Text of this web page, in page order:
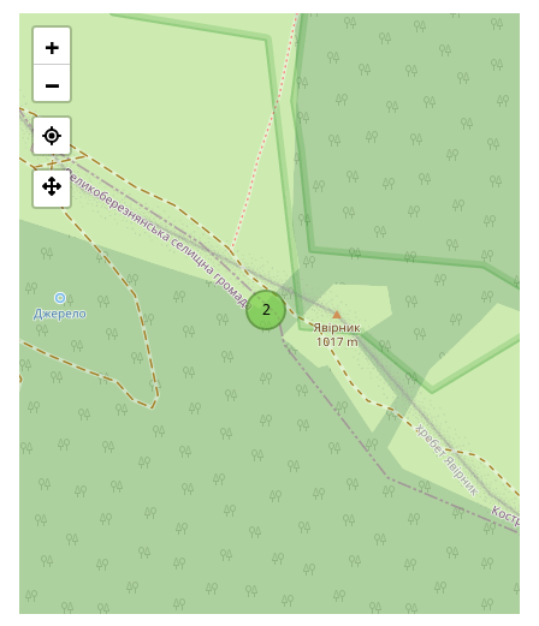
trawy alpejskie, krzewy borówki i maliny. Zbocza góry Yavirnyk
są w większości pokryte zaroślami bukowymi i jaworowymi, a
częściowo drzewami iglastymi.
Północno-wschodnie stoki na wysokości ponad 600-800 m
n.p.m. pokryte są dziewiczymi lasami bukowymi, z
pojedynczymi drzewami osiągającymi 40-45 m wysokości.
Góra Jawirnik jest popularnym celem pieszych wędrówek,
zarówno latem, jak i zimą.
Główne trasy na górę Jawirnyk obejmują wspinaczkę z
Wielkiego Bereznego w kierunkuwioski Ruskij Moczar
następnie w kierunku schroniska turystycznego lub wieży
telewizyjnej.
Inna trasa: od początku
wsi Kostryna . Należy przekroczyć
rzekę Uż, następnie szlak przechodzi przez pole, wchodzi w
plantację leśną i wspina się na szczyt góry Kichera. Kichera,
skręca w prawo do potoku Ternovskyi. Następnie biegnie
przez bukowy las, aż do schroniska turystycznego.
Na zboczach góry
Yavirnyk
, niedaleko wsi Ruskyi Mochar i
wsi Velykyi Bereznyi, znajduje
się schronisko górskie
"Yavirnyk" , które może pomieścić jednocześnie 25 turystów,
posiada 6 pokoi typu hostelowego: 3 pokoje dwuosobowe, 1
pokój trzyosobowy, 1 pokój sześcioosobowy i 1 pokój
2
+
−